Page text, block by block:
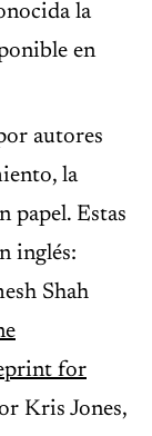
la
en
autores
la
papel. Estas
inglés:
Shah
for
Kris Jones,